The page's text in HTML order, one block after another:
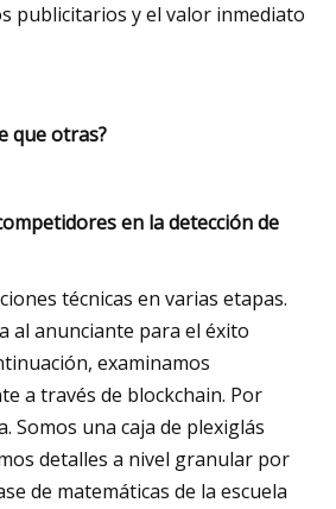
publicitarios y el valor inmediato
que otras?
en la detección de
técnicas en varias etapas.
al anunciante para el éxito
examinamos
a través de blockchain. Por
Somos una caja de plexiglás
detalles a nivel granular por
de matemáticas de la escuela